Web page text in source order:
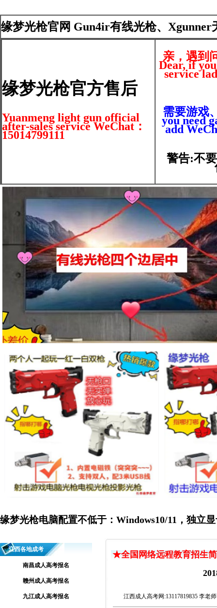
缘梦光枪官网 Gun4ir有线光枪、
缘梦光枪官方售后
Yuanmeng light gun official
after-sales service WeChat：
15014799111
亲，遇到
Dear, if
service
需要游戏
you need
add
警告:不
缘梦光枪电脑配置不低于：Windows10/11，独立
江西各地成考
南昌成人高考报名
赣州成人高考报名
九江成人高考报名
★全国网络远程教育招生
江西成人高考网 :13117819835 李老